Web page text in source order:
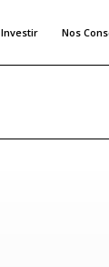
Investir Nos